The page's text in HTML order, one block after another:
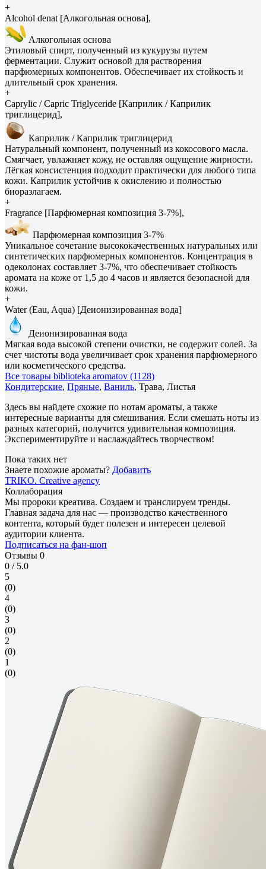
+
Alcohol denat [Алкогольная основа],
Алкогольная основа
Этиловый спирт, полученный из кукурузы путем
ферментации. Служит основой для растворения
парфюмерных компонентов. Обеспечивает их стойкость и
длительный срок хранения.
+
Caprylic / Capric Triglyceride [Каприлик / Каприлик
триглицерид],
Каприлик / Каприлик триглицерид
Натуральный компонент, полученный из кокосового масла.
Смягчает, увлажняет кожу, не оставляя ощущение жирности.
Лёгкая консистенция подходит практически для любого типа
кожи. Каприлик устойчив к окислению и полностью
биоразлагаем.
+
Fragrance [Парфюмерная композиция 3-7%],
Парфюмерная композиция 3-7%
Уникальное сочетание высококачественных натуральных или
синтетических парфюмерных компонентов. Концентрация в
одеколонах составляет 3-7%, что обеспечивает стойкость
аромата на коже от 1,5 до 4 часов и является безопасной для
кожи.
+
Water (Eau, Aqua) [Деионизированная вода]
Деионизированная вода
Мягкая вода высокой степени очистки, не содержит солей. За
счет чистоты вода увеличивает срок хранения парфюмерного
или косметического средства.
Все товары biblioteka aromatov (1128)
Кондитерские, Пряные, Ваниль, Трава, Листья
Здесь вы найдете схожие по нотам ароматы, а также
интересные варианты для смешивания. Если смешать ноты из
разных категорий, получится удивительная композиция.
Экспериментируйте и наслаждайтесь творчеством!
Пока таких нет
Знаете похожие ароматы? Добавить
TRIKO. Creative agency
Коллаборация
Мы пророки креатива. Создаем и транслируем тренды.
Главная задача для нас — производство качественного
контента, который будет полезен и интересен целевой
аудитории клиента.
Подписаться на фан-шоп
Отзывы 0
0 / 5.0
5
(0)
4
(0)
3
(0)
2
(0)
1
(0)